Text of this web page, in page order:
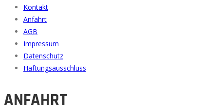
Kontakt
Anfahrt
AGB
Impressum
Datenschutz
Haftungsausschluss
ANFAHRT